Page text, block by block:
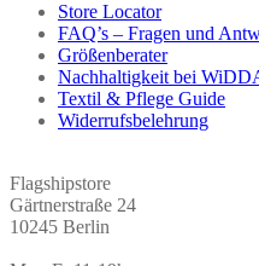
Store Locator
FAQ’s – Fragen und
Größenberater
Nachhaltigkeit bei
Textil & Pflege Guide
Widerrufsbelehrung
Flagshipstore
Gärtnerstraße 24
10245 Berlin